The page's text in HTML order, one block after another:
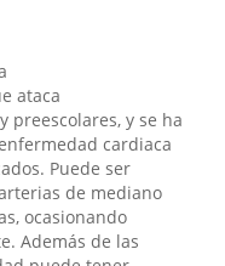
ataca
preescolares, y se ha
cardiaca
Puede ser
de mediano
ocasionando
Además de las